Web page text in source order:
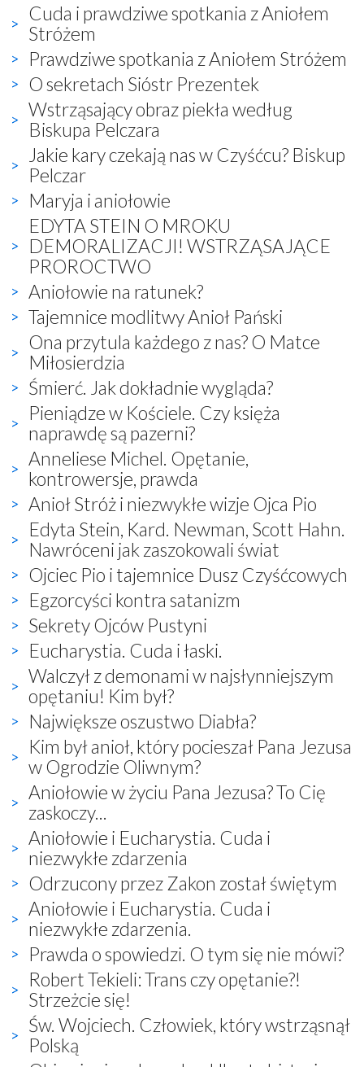
Cuda i prawdziwe spotkania z Aniołem
Stróżem
Prawdziwe spotkania z Aniołem Stróżem
O sekretach Sióstr Prezentek
Wstrząsający obraz piekła według
Biskupa Pelczara
Jakie kary czekają nas w Czyśćcu? Biskup
Pelczar
Maryja i aniołowie
EDYTA STEIN O MROKU
DEMORALIZACJI! WSTRZĄSAJĄCE
PROROCTWO
Aniołowie na ratunek?
Tajemnice modlitwy Anioł Pański
Ona przytula każdego z nas? O Matce
Miłosierdzia
Śmierć. Jak dokładnie wygląda?
Pieniądze w Kościele. Czy księża
naprawdę są pazerni?
Anneliese Michel. Opętanie,
kontrowersje, prawda
Anioł Stróż i niezwykłe wizje Ojca Pio
Edyta Stein, Kard. Newman, Scott Hahn.
Nawróceni jak zaszokowali świat
Ojciec Pio i tajemnice Dusz Czyśćcowych
Egzorcyści kontra satanizm
Sekrety Ojców Pustyni
Eucharystia. Cuda i łaski.
Walczył z demonami w najsłynniejszym
opętaniu! Kim był?
Największe oszustwo Diabła?
Kim był anioł, który pocieszał Pana Jezusa
w Ogrodzie Oliwnym?
Aniołowie w życiu Pana Jezusa? To Cię
zaskoczy...
Aniołowie i Eucharystia. Cuda i
niezwykłe zdarzenia
Odrzucony przez Zakon został świętym
Aniołowie i Eucharystia. Cuda i
niezwykłe zdarzenia.
Prawda o spowiedzi. O tym się nie mówi?
Robert Tekieli: Trans czy opętanie?!
Strzeżcie się!
Św. Wojciech. Człowiek, który wstrząsnął
Polską